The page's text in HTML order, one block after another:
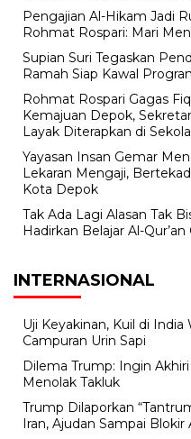
Pengajian Al-Hikam Jadi
Rohmat Rospari: Mari
Supian Suri Tegaskan
Ramah Siap Kawal
Rohmat Rospari Gagas
Kemajuan Depok,
Layak Diterapkan di
Yayasan Insan Gemar
Lekaran Mengaji,
Kota Depok
Tak Ada Lagi Alasan Tak
Hadirkan Belajar Al-
INTERNASIONAL
Uji Keyakinan, Kuil di
Campuran Urin Sapi
Dilema Trump: Ingin
Menolak Takluk
Trump Dilaporkan
Iran, Ajudan Sampai